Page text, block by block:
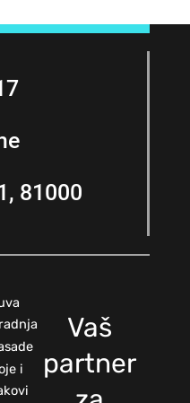
81000
i
Vaš
partner